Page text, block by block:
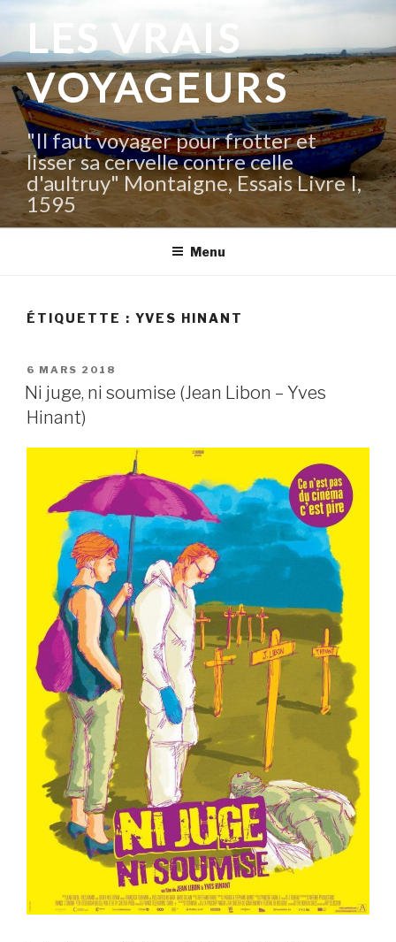
contenu
principal
LES VRAIS
VOYAGEURS
"Il faut voyager pour frotter et
lisser sa cervelle contre celle
d'aultruy" Montaigne, Essais Livre I,
1595
Menu
ÉTIQUETTE : YVES HINANT
PUBLIÉ
LE
6 MARS 2018
Ni juge, ni soumise (Jean Libon – Yves
Hinant)